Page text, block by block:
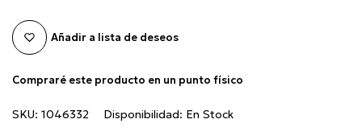
Añadir a lista de deseos
Compraré este producto en un punto físico
SKU: 1046332 Disponibilidad: En Stock